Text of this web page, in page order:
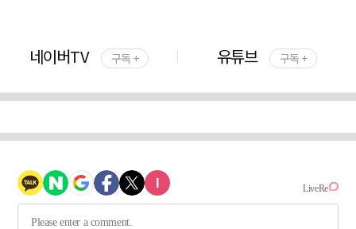
네이버TV 구독 + 유튜브 구독 +